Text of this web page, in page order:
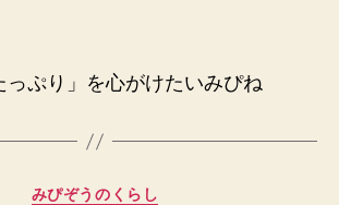
ぷり」を心がけたいみぴね
カ
みぴぞうのくらし